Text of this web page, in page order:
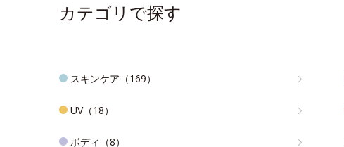
カテゴリで探す
スキンケア（169）
UV（18）
ボディ（8）